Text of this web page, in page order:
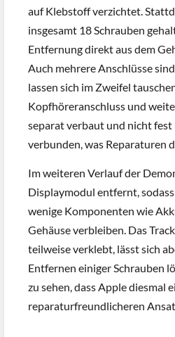
auf Klebstoff verzichtet.
insgesamt 18 Schrauben
Entfernung direkt aus dem
Auch mehrere Anschlüsse
lassen sich im Zweifel
Kopfhöreranschluss und
separat verbaut und nicht
verbunden, was Reparaturen
Im weiteren Verlauf der
Displaymodul entfernt,
wenige Komponenten wie
Gehäuse verbleiben. Das
teilweise verklebt, lässt sich
Entfernen einiger Schrauben
zu sehen, dass Apple diesmal
reparaturfreundlicheren